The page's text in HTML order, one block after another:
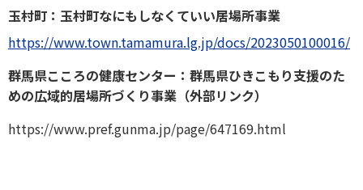
玉村町：玉村町なにもしなくていい居場所事業
https://www.town.tamamura.lg.jp/docs/2023050100016/
群馬県こころの健康センター：群馬県ひきこもり支援のた
めの広域的居場所づくり事業 （外部リンク）
https://www.pref.gunma.jp/page/647169.html